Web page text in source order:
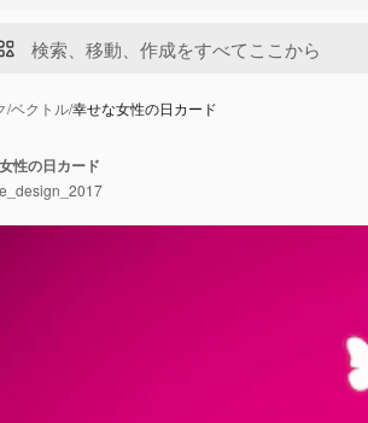
/ベクトル/幸せな女性の日カード
性の日カード